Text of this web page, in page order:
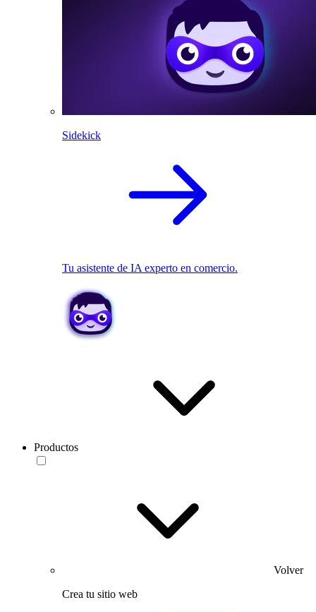
Sidekick
Tu asistente de IA experto en comercio.
Productos
Volver
Crea tu sitio web